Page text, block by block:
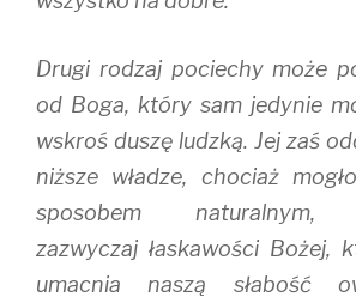
Drugi rodzaj pociechy może
od Boga, który sam jedynie
wskroś duszę ludzką. Jej zaś
niższe władze, chociaż
sposobem naturalnym,
zazwyczaj łaskawości Bożej,
umacnia naszą słabość